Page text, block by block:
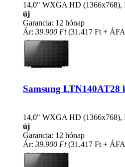
14,0" WXGA HD (1366x768),
új
Garancia: 12 hónap
Ár: 39.900 Ft(31.417 Ft +
Samsung LTN140AT28
14,0" WXGA HD (1366x768),
új
Garancia: 12 hónap
Ár: 39.900 Ft(31.417 Ft +